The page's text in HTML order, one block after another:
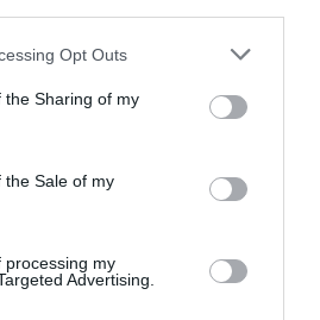
Opt Outs
the Sharing of my
the Sale of my
processing my
Advertising.
:
4 janvier 2021 - 18 h 28
min
aigûe ont capoté.
a encore de quoi régler les
que tout ça capote.
la fin des autres..